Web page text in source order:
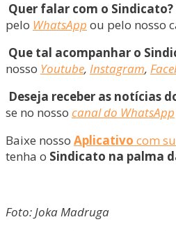
Quer falar com o Sindicato?
pelo WhatsApp ou pelo nosso
Que tal acompanhar o
nosso Youtube, Instagram,
Deseja receber as notícias
se no nosso canal do WhatsApp
Baixe nosso Aplicativo com
tenha o Sindicato na palma
Foto: Joka Madruga